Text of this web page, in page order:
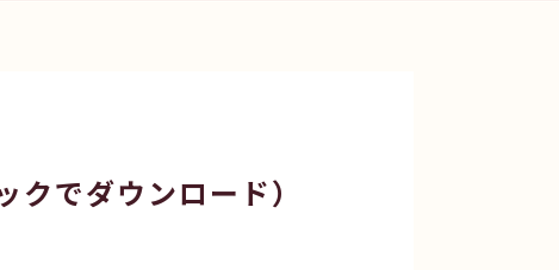
でダウンロード）